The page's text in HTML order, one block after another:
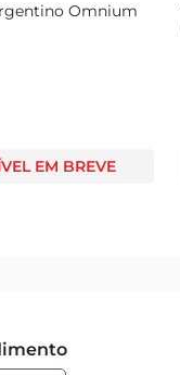
Omnium
EM BREVE